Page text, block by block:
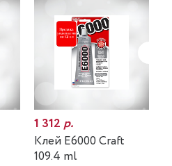
1 312р.
Клей E6000 Craft
109.4 ml